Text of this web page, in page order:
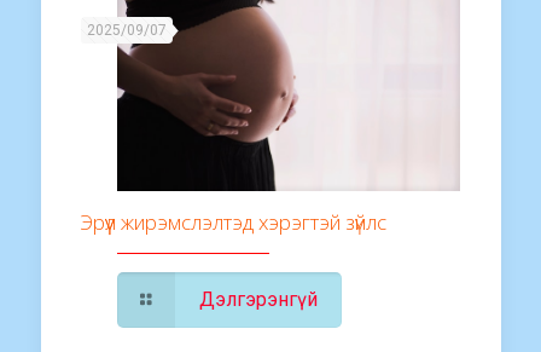
2025/09/07
Эрүүл жирэмслэлтэд хэрэгтэй зүйлс
Дэлгэрэнгүй